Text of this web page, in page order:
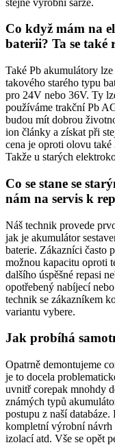
Co když mám na
baterii? Ta se také
Také Pb akumulátory
takového starého typu
pro 24V nebo 36V. Ty
používáme trakční Pb
budou mít dobrou
ion články a získat při
cena je oproti olovu
Takže u starých
Co se stane se
nám na servis k
Náš technik provede
jak je akumulátor
baterie. Zákazníci často
možnou kapacitu oproti
dalšího úspěšné repasi
opotřebený nabíjecí
technik se zákazníkem
variantu vybere.
Jak probíhá
Opatrně demontujeme
je to docela
uvnitř corepak mnohdy
známých typů
postupu z naší
kompletní výrobní návrh
izolací atd. Vše se opět